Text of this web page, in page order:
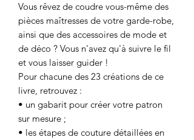
Vous rêvez de coudre vous-même des
pièces maîtresses de votre garde-robe,
ainsi que des accessoires de mode et
de déco ? Vous n'avez qu'à suivre le fil
et vous laisser guider !
Pour chacune des 23 créations de ce
livre, retrouvez :
• un gabarit pour créer votre patron
sur mesure ;
• les étapes de couture détaillées en